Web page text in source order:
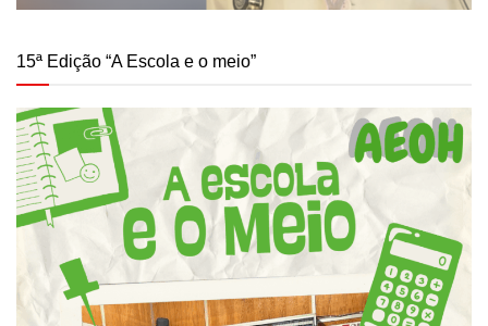
15ª Edição “A Escola e o meio”